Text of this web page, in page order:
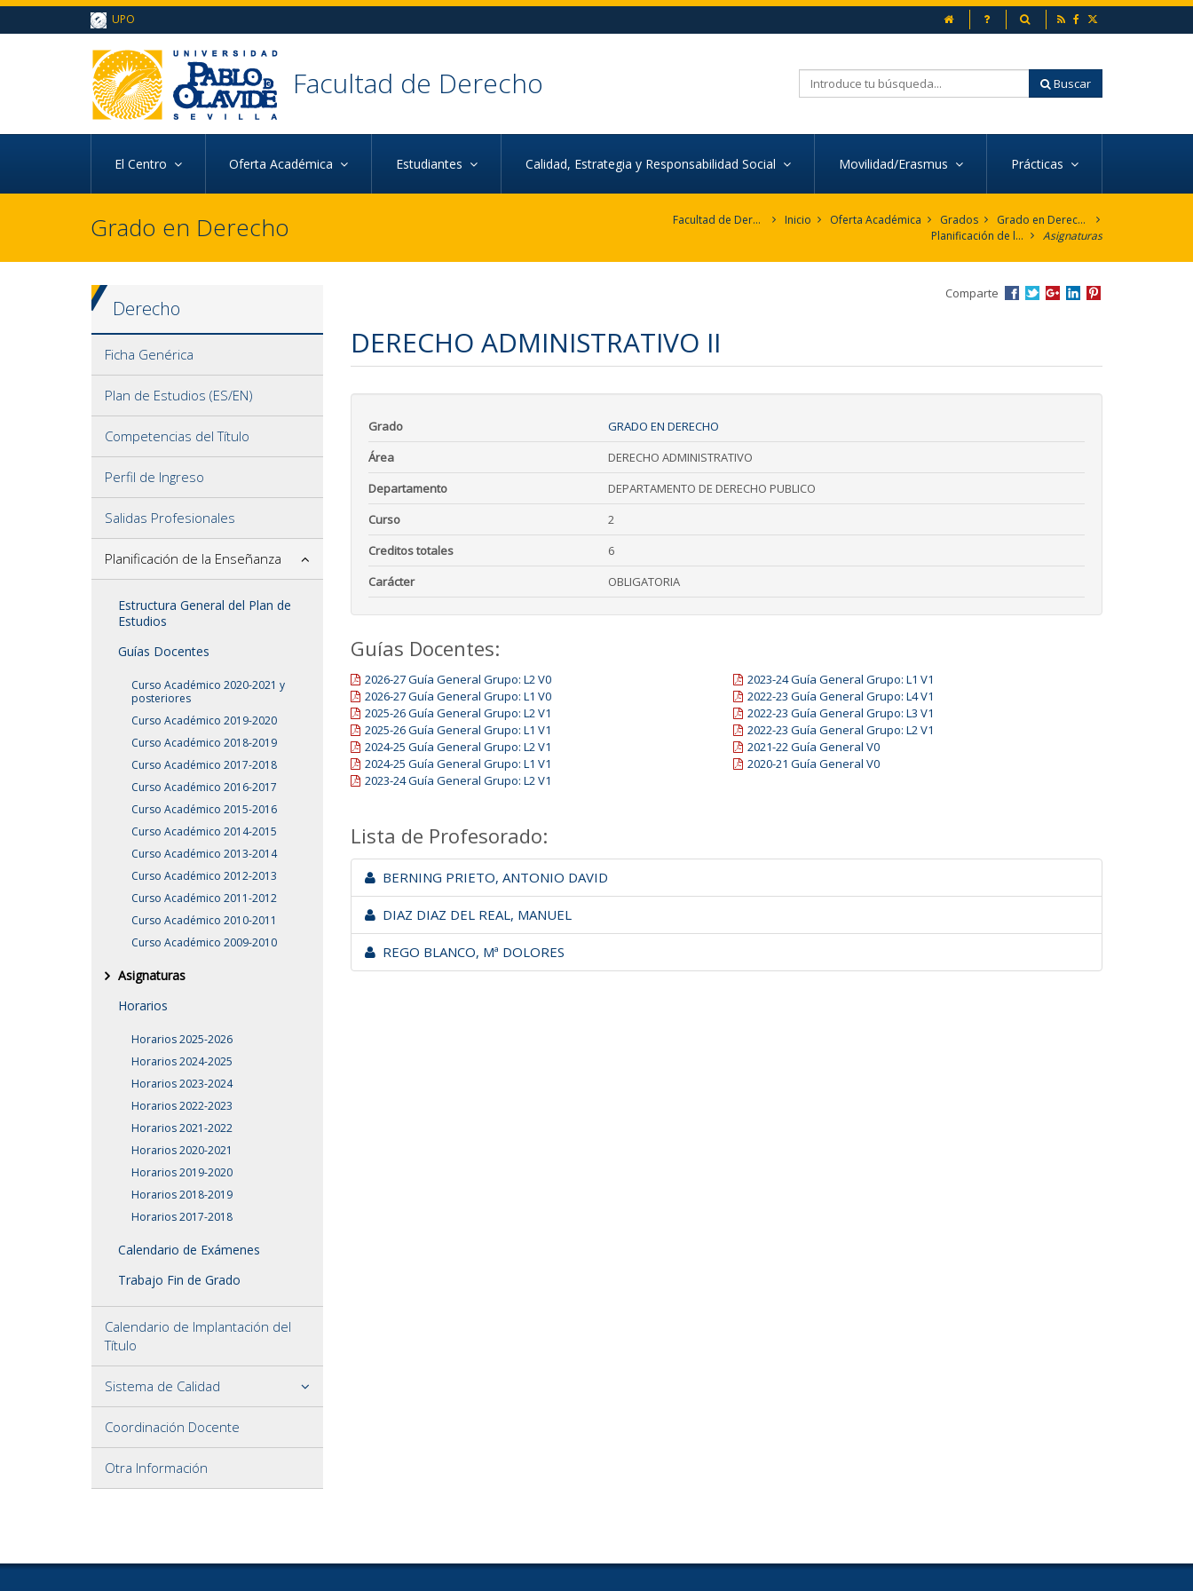
Ir al contenido principal de la página (alt + s)
Ir a la cabecera de la página (alt + c)
Ir al pie de la página (alt + p)
Ir al menú principal (alt + u)
UPO Preguntas frecuentes
Buscador
Facultad de Derecho Buscar
El Centro Oferta Académica Estudiantes Calidad, Estrategia y Responsabilidad Social Movilidad/Erasmus Prácticas
Grado en Derecho Facultad de Derecho Inicio Oferta Académica Grados
Grado en Derecho
Planificación de la Enseñanza
Asignaturas
Derecho
Ficha Genérica
Plan de Estudios (ES/EN)
Competencias del Título
Perfil de Ingreso
Salidas Profesionales
Planificación de la Enseñanza
Estructura General del Plan de
Estudios
Guías Docentes
Curso Académico 2020-2021 y
posteriores
Curso Académico 2019-2020
Curso Académico 2018-2019
Curso Académico 2017-2018
Curso Académico 2016-2017
Curso Académico 2015-2016
Curso Académico 2014-2015
Curso Académico 2013-2014
Curso Académico 2012-2013
Curso Académico 2011-2012
Curso Académico 2010-2011
Curso Académico 2009-2010
Asignaturas
Horarios
Horarios 2025-2026
Horarios 2024-2025
Horarios 2023-2024
Horarios 2022-2023
Horarios 2021-2022
Horarios 2020-2021
Horarios 2019-2020
Horarios 2018-2019
Horarios 2017-2018
Calendario de Exámenes
Trabajo Fin de Grado
Calendario de Implantación del
Título
Sistema de Calidad
Coordinación Docente
Otra Información
Comparte
DERECHO ADMINISTRATIVO II
Grado
GRADO EN DERECHO
Área
DERECHO ADMINISTRATIVO
Departamento
DEPARTAMENTO DE DERECHO PUBLICO
Curso
2
Creditos totales
6
Carácter
OBLIGATORIA
Guías Docentes:
2026-27 Guía General Grupo: L2 V0
2026-27 Guía General Grupo: L1 V0
2025-26 Guía General Grupo: L2 V1
2025-26 Guía General Grupo: L1 V1
2024-25 Guía General Grupo: L2 V1
2024-25 Guía General Grupo: L1 V1
2023-24 Guía General Grupo: L2 V1
2023-24 Guía General Grupo: L1 V1
2022-23 Guía General Grupo: L4 V1
2022-23 Guía General Grupo: L3 V1
2022-23 Guía General Grupo: L2 V1
2021-22 Guía General V0
2020-21 Guía General V0
Lista de Profesorado:
BERNING PRIETO, ANTONIO DAVID
DIAZ DIAZ DEL REAL, MANUEL
REGO BLANCO, Mª DOLORES